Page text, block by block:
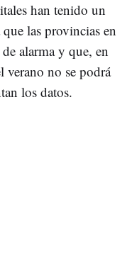
han tenido un
las provincias en
alarma y que, en
verano no se podrá
los datos.